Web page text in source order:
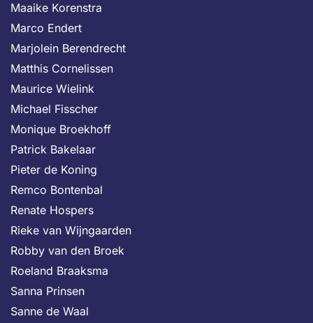
Maaike Korenstra
Marco Endert
Marjolein Berendrecht
Matthis Cornelissen
Maurice Wielink
Michael Fisscher
Monique Broekhoff
Patrick Bakelaar
Pieter de Koning
Remco Bontenbal
Renate Hospers
Rieke van Wijngaarden
Robby van den Broek
Roeland Braaksma
Sanna Prinsen
Sanne de Waal